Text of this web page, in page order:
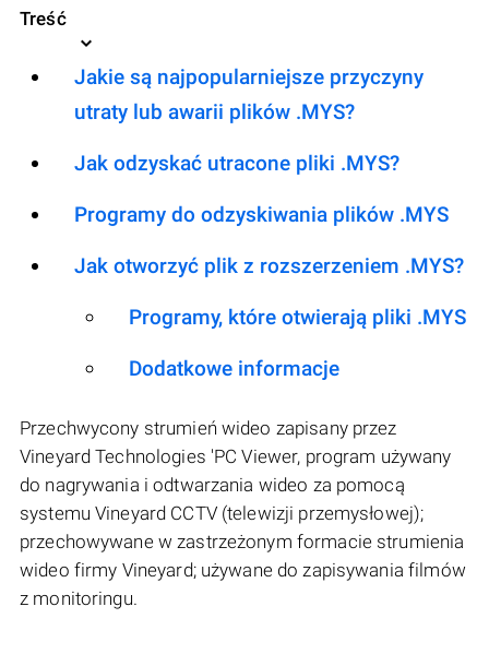
Treść
Jakie są najpopularniejsze przyczyny
utraty lub awarii plików .MYS?
Jak odzyskać utracone pliki .MYS?
Programy do odzyskiwania plików .MYS
Jak otworzyć plik z rozszerzeniem .MYS?
Programy, które otwierają pliki .MYS
Dodatkowe informacje
Przechwycony strumień wideo zapisany przez
Vineyard Technologies 'PC Viewer, program używany
do nagrywania i odtwarzania wideo za pomocą
systemu Vineyard CCTV (telewizji przemysłowej);
przechowywane w zastrzeżonym formacie strumienia
wideo firmy Vineyard; używane do zapisywania filmów
z monitoringu.